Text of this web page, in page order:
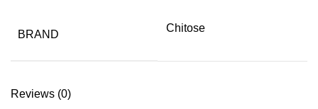
BRAND
Chitose
Reviews (0)